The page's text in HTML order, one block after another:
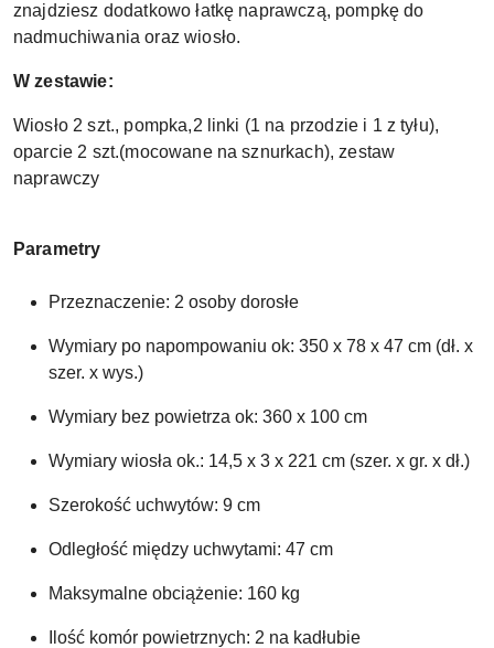
znajdziesz dodatkowo łatkę naprawczą, pompkę do
nadmuchiwania oraz wiosło.
W zestawie:
Wiosło 2 szt., pompka,2 linki (1 na przodzie i 1 z tyłu),
oparcie 2 szt.(mocowane na sznurkach), zestaw
naprawczy
Parametry
Przeznaczenie: 2 osoby dorosłe
Wymiary po napompowaniu ok: 350 x 78 x 47 cm (dł. x
szer. x wys.)
Wymiary bez powietrza ok: 360 x 100 cm
Wymiary wiosła ok.: 14,5 x 3 x 221 cm (szer. x gr. x dł.)
Szerokość uchwytów: 9 cm
Odległość między uchwytami: 47 cm
Maksymalne obciążenie: 160 kg
Ilość komór powietrznych: 2 na kadłubie